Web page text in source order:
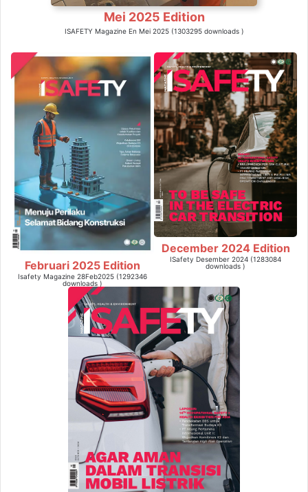
Mei 2025 Edition
ISAFETY Magazine En Mei 2025 (1303295 downloads )
Februari 2025 Edition
Isafety Magazine 28Feb2025 (1292346
downloads )
December 2024 Edition
ISafety Desember 2024 (1283084
downloads )